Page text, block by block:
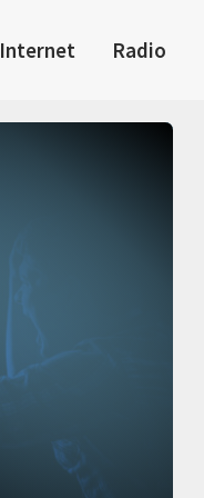
Internet Radio